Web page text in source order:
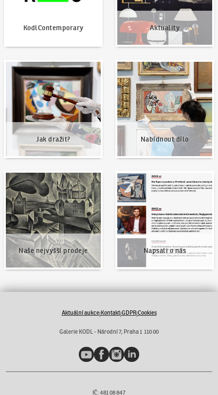
KodlContemporary Aktuality
Jak dražit?
Jak dražit?
Nabídnout dílo
Nabídnout dílo
Naše nejvyšší prodeje
Naše nejvyšší prodeje
Napsali o nás
Napsali o nás
Aktuální aukce|Kontakt|GDPR|Cookies
Galerie KODL - Národní 7, Praha 1 110 00
YouTubeFacebookInstagramLinkedIn
IČ: 481 08 847